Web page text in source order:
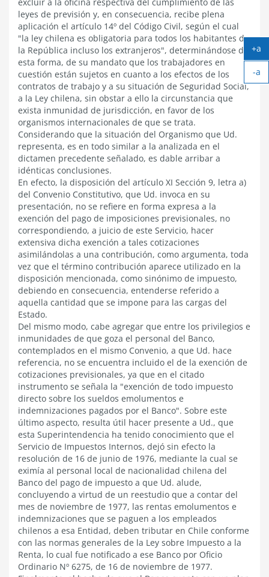
leyes de previsión y, en consecuencia, recibe plena
aplicación el artículo 14º del Código Civil, según el cual
"la ley chilena es obligatoria para todos los habitantes de
la República incluso los extranjeros", determinándose de
esta forma, de su mandato que los trabajadores en
cuestión están sujetos en cuanto a los efectos de los
contratos de trabajo y a su situación de Seguridad Social,
a la Ley chilena, sin obstar a ello la circunstancia que
exista inmunidad de jurisdicción, en favor de los
organismos internacionales de que se trata.
Considerando que la situación del Organismo que Ud.
representa, es en todo similar a la analizada en el
dictamen precedente señalado, es dable arribar a
idénticas conclusiones.
En efecto, la disposición del artículo XI Sección 9, letra a)
del Convenio Constitutivo, que Ud. invoca en su
presentación, no se refiere en forma expresa a la
exención del pago de imposiciones previsionales, no
correspondiendo, a juicio de este Servicio, hacer
extensiva dicha exención a tales cotizaciones
asimilándolas a una contribución, como argumenta, toda
vez que el término contribución aparece utilizado en la
disposición mencionada, como sinónimo de impuesto,
debiendo en consecuencia, entenderse referido a
aquella cantidad que se impone para las cargas del
Estado.
Del mismo modo, cabe agregar que entre los privilegios e
inmunidades de que goza el personal del Banco,
contemplados en el mismo Convenio, a que Ud. hace
referencia, no se encuentra incluido el de la exención de
cotizaciones previsionales, ya que en el citado
instrumento se señala la "exención de todo impuesto
directo sobre los sueldos emolumentos e
indemnizaciones pagados por el Banco". Sobre este
último aspecto, resulta útil hacer presente a Ud., que
esta Superintendencia ha tenido conocimiento que el
Servicio de Impuestos Internos, dejó sin efecto la
resolución de 16 de junio de 1976, mediante la cual se
eximía al personal local de nacionalidad chilena del
Banco del pago de impuesto a que Ud. alude,
concluyendo a virtud de un reestudio que a contar del
mes de noviembre de 1977, las rentas emolumentos e
indemnizaciones que se paguen a los empleados
chilenos a esa Entidad, deben tributar en Chile conforme
con las normas generales de la Ley sobre Impuesto a la
Renta, lo cual fue notificado a ese Banco por Oficio
Ordinario Nº 6275, de 16 de noviembre de 1977.
+a
-a